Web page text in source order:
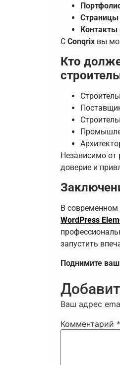
Страницы
Контакты
С Conqrix вы
Кто
Независимо
доверие и
В современном
WordPress
запустить
Поднимите ваш
Ваш адрес
Комментарий *